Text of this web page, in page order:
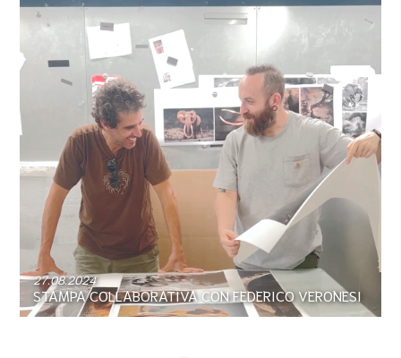
27.08.2024
STAMPA COLLABORATIVA CON FEDERICO VERONESI